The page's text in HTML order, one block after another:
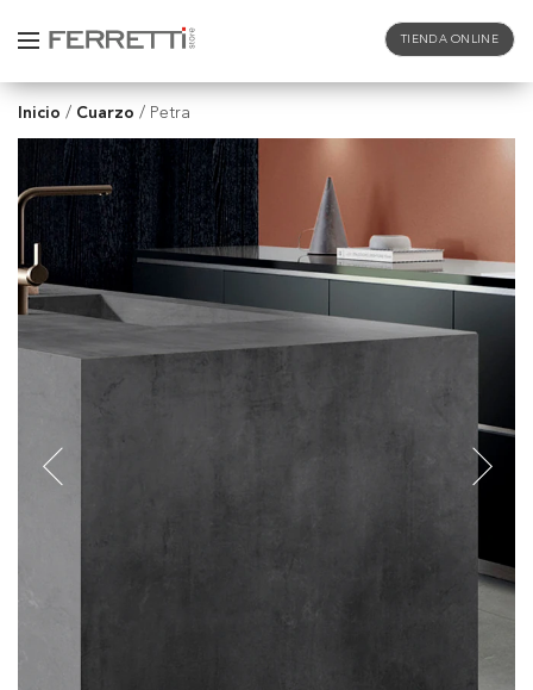
TIENDA ONLINE
Inicio / Cuarzo / Petra